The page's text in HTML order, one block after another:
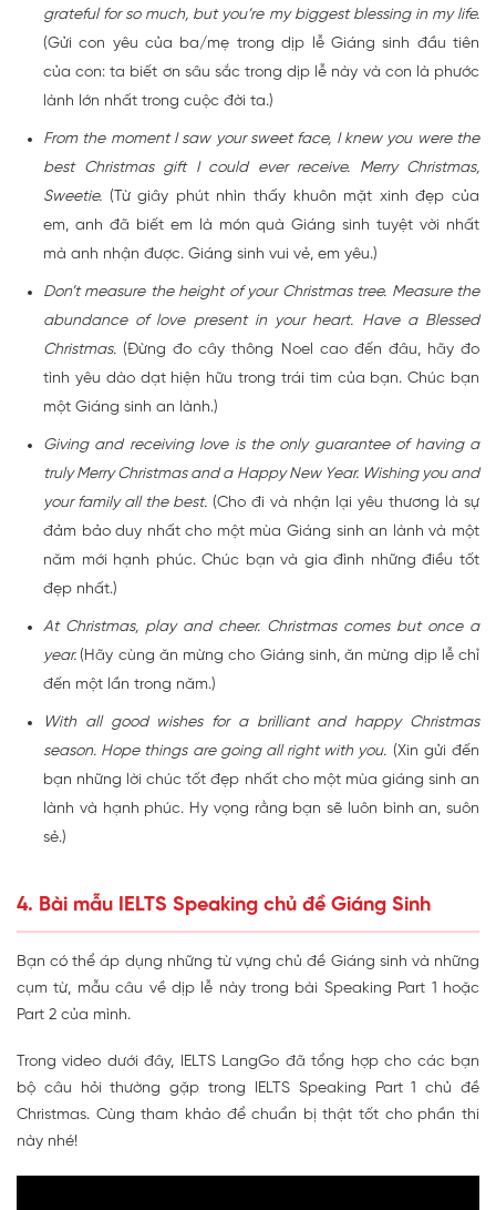
grateful for so much, but you’re my biggest blessing in my life.
(Gửi con yêu của ba/mẹ trong dịp lễ Giáng sinh đầu tiên
của con: ta biết ơn sâu sắc trong dịp lễ này và con là phước
lành lớn nhất trong cuộc đời ta.)
From the moment I saw your sweet face, I knew you were the
best Christmas gift I could ever receive. Merry Christmas,
Sweetie. (Từ giây phút nhìn thấy khuôn mặt xinh đẹp của
em, anh đã biết em là món quà Giáng sinh tuyệt vời nhất
mà anh nhận được. Giáng sinh vui vẻ, em yêu.)
Don’t measure the height of your Christmas tree. Measure the
abundance of love present in your heart. Have a Blessed
Christmas. (Đừng đo cây thông Noel cao đến đâu, hãy đo
tình yêu dào dạt hiện hữu trong trái tim của bạn. Chúc bạn
một Giáng sinh an lành.)
Giving and receiving love is the only guarantee of having a
truly Merry Christmas and a Happy New Year. Wishing you and
your family all the best. (Cho đi và nhận lại yêu thương là sự
đảm bảo duy nhất cho một mùa Giáng sinh an lành và một
năm mới hạnh phúc. Chúc bạn và gia đình những điều tốt
đẹp nhất.)
At Christmas, play and cheer. Christmas comes but once a
year.(Hãy cùng ăn mừng cho Giáng sinh, ăn mừng dịp lễ chỉ
đến một lần trong năm.)
With all good wishes for a brilliant and happy Christmas
season. Hope things are going all right with you. (Xin gửi đến
bạn những lời chúc tốt đẹp nhất cho một mùa giáng sinh an
lành và hạnh phúc. Hy vọng rằng bạn sẽ luôn bình an, suôn
sẻ.)
4. Bài mẫu IELTS Speaking chủ đề Giáng Sinh
Bạn có thể áp dụng những từ vựng chủ đề Giáng sinh và những
cụm từ, mẫu câu về dịp lễ này trong bài Speaking Part 1 hoặc
Part 2 của mình.
Trong video dưới đây, IELTS LangGo đã tổng hợp cho các bạn
bộ câu hỏi thường gặp trong IELTS Speaking Part 1 chủ đề
Christmas. Cùng tham khảo để chuẩn bị thật tốt cho phần thi
này nhé!